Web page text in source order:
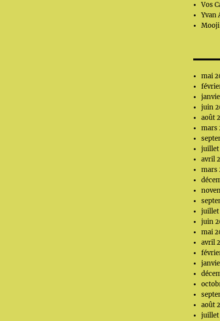
Vos
Yvan
Mooji
mai
juin
août
mars
juillet
avril
mars
juillet
juin
mai
avril
août
juillet